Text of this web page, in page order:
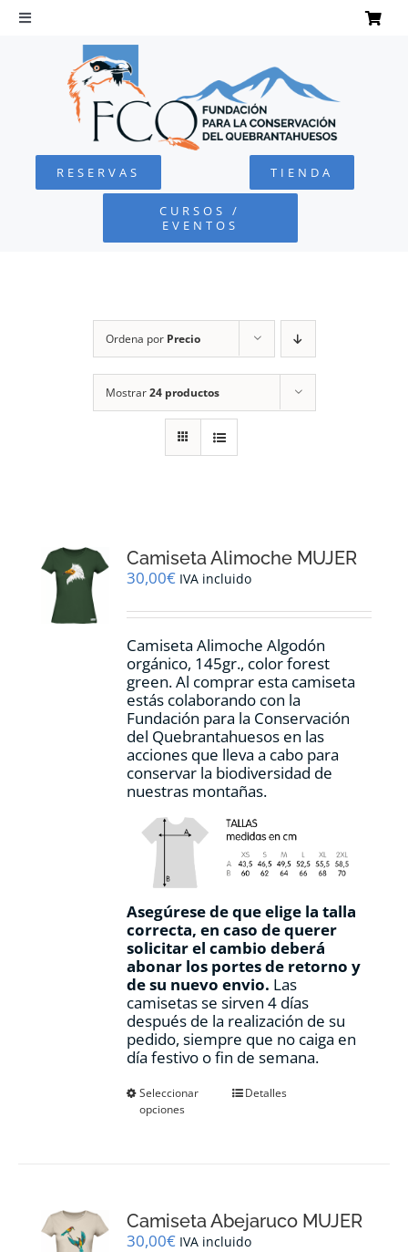
Saltar
Toggle
Navigation
QUEBRANTAHUESOS
FUNDACIÓN
CONTACTO
CARRITO
RESERVAS TIENDA
CURSOS /
EVENTOS
Ordena por Precio
Mostrar24 productos
Camiseta Alimoche MUJER
30,00€ IVA incluido
Camiseta Alimoche Algodón
orgánico, 145gr., color forest
green. Al comprar esta camiseta
estás colaborando con la
Fundación para la Conservación
del Quebrantahuesos en las
acciones que lleva a cabo para
conservar la biodiversidad de
nuestras montañas.
Asegúrese de que elige la talla
correcta, en caso de querer
solicitar el cambio deberá
abonar los portes de retorno y
de su nuevo envio. Las
camisetas se sirven 4 días
después de la realización de su
pedido, siempre que no caiga en
día festivo o fin de semana.
Seleccionar
opciones
Este
se
pueden
Detalles
Camiseta Abejaruco MUJER
30,00€ IVA incluido